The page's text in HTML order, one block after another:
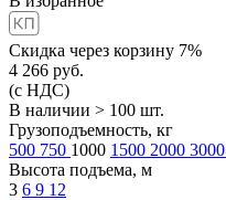
Скидка через корзину 7%
4 266 руб.
(с НДС)
В наличии > 100 шт.
Грузоподъемность, кг
500 750 1000 1500 2000 3000
Высота подъема, м
3 6 9 12